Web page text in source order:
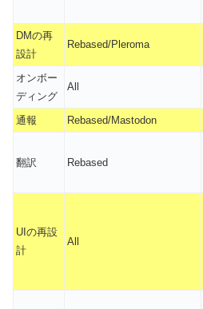
DMの再
設計
Rebased/Pleroma
オンボー
ディング
All
通報
Rebased/Mastodon
翻訳 Rebased
UIの再設
計
All